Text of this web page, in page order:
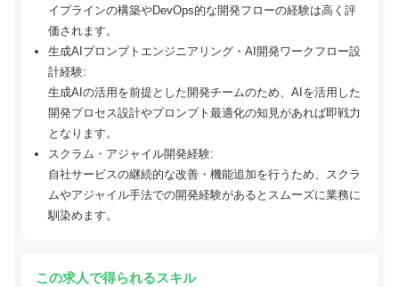
イプラインの構築やDevOps的な開発フローの経験は高く評
価されます。
生成AIプロンプトエンジニアリング・AI開発ワークフロー設
計経験:
生成AIの活用を前提とした開発チームのため、AIを活用した
開発プロセス設計やプロンプト最適化の知見があれば即戦力
となります。
スクラム・アジャイル開発経験:
自社サービスの継続的な改善・機能追加を行うため、スクラ
ムやアジャイル手法での開発経験があるとスムーズに業務に
馴染めます。
この求人で得られるスキル